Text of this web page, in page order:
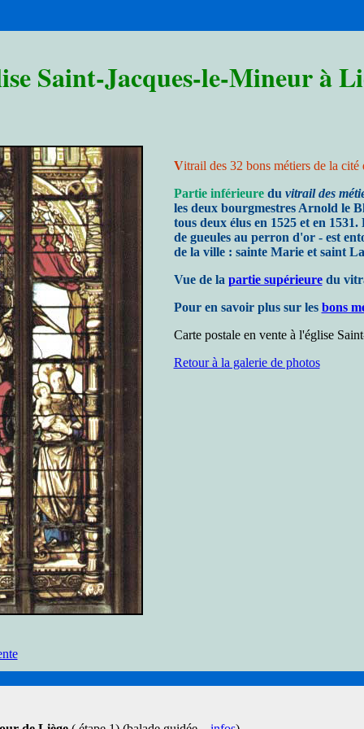
Saint-Jacques-le-Mineur à
Vitrail des 32 bons métiers de la cité
Partie inférieuredu vitrail des
les deux bourgmestres Arnold le
tous deux élus en 1525 et en
de gueules au perron d'or - est
de la ville : sainte Marie et saint
Vue de la partie supérieuredu
Pour en savoir plus sur les bons
Carte postale en vente à l'église
Retour à la galerie de photos